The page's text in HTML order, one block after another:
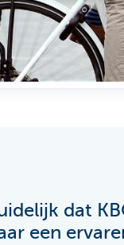
dat
een